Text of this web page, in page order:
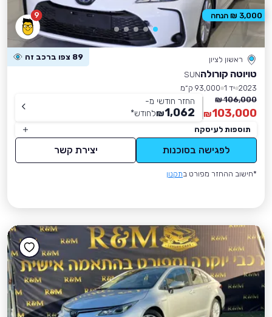
9
ראשון לציון 89 צפו ברכב זה
טויוטה קורולהSUN
2023 יד 1
93,000 ק״מ
106,000 ₪
103,000
₪
החזר חודשי מ-
1,062
₪לחודש*
תוספות לעיסקה
לפגישה בסוכנות יצירת קשר
*חישוב ההחזר מפורט בתקנון
3,000 ₪ הנחה